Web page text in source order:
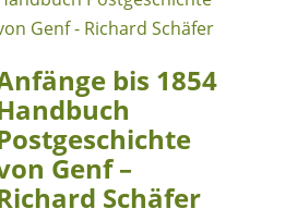
bis 1854
Genf –
Schäfer